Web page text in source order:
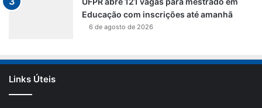
Educação com inscrições até amanhã
6 de agosto de 2026
Links Úteis